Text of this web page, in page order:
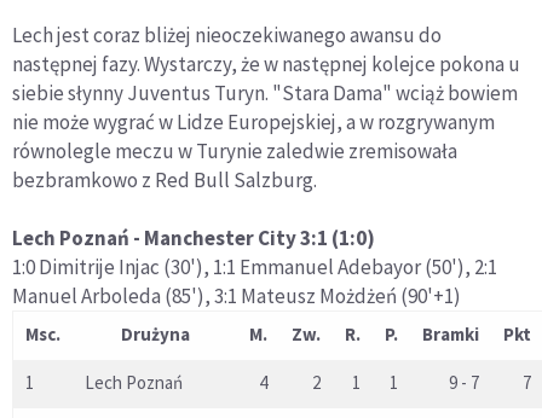
Lech jest coraz bliżej nieoczekiwanego awansu do
następnej fazy. Wystarczy, że w następnej kolejce pokona u
siebie słynny Juventus Turyn. "Stara Dama" wciąż bowiem
nie może wygrać w Lidze Europejskiej, a w rozgrywanym
równolegle meczu w Turynie zaledwie zremisowała
bezbramkowo z Red Bull Salzburg.
Lech Poznań - Manchester City 3:1 (1:0)
1:0 Dimitrije Injac (30'), 1:1 Emmanuel Adebayor (50'), 2:1
Manuel Arboleda (85'), 3:1 Mateusz Możdżeń (90'+1)
Msc. Drużyna M. Zw. R. P. Bramki Pkt
1 Lech Poznań 4 2 1 1 9 - 7 7